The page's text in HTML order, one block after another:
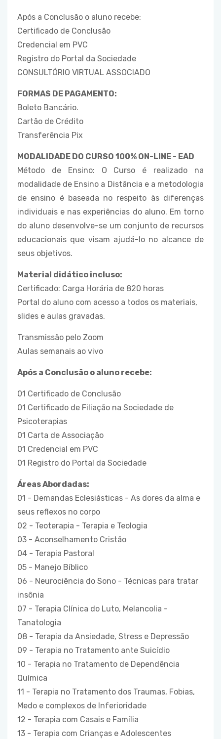
Após a Conclusão o aluno recebe:
Certificado de Conclusão
Credencial em PVC
Registro do Portal da Sociedade
CONSULTÓRIO VIRTUAL ASSOCIADO
FORMAS DE PAGAMENTO:
Boleto Bancário.
Cartão de Crédito
Transferência Pix
MODALIDADE DO CURSO 100% ON-LINE - EAD
Método de Ensino: O Curso é realizado na
modalidade de Ensino a Distância e a metodologia
de ensino é baseada no respeito às diferenças
individuais e nas experiências do aluno. Em torno
do aluno desenvolve-se um conjunto de recursos
educacionais que visam ajudá-lo no alcance de
seus objetivos.
Material didático incluso:
Certificado: Carga Horária de 820 horas
Portal do aluno com acesso a todos os materiais,
slides e aulas gravadas.
Transmissão pelo Zoom
Aulas semanais ao vivo
Após a Conclusão o aluno recebe:
01 Certificado de Conclusão
01 Certificado de Filiação na Sociedade de
Psicoterapias
01 Carta de Associação
01 Credencial em PVC
01 Registro do Portal da Sociedade
Áreas Abordadas:
01 - Demandas Eclesiásticas - As dores da alma e
seus reflexos no corpo
02 - Teoterapia - Terapia e Teologia
03 - Aconselhamento Cristão
04 - Terapia Pastoral
05 - Manejo Bíblico
06 - Neurociência do Sono - Técnicas para tratar
insônia
07 - Terapia Clínica do Luto, Melancolia -
Tanatologia
08 - Terapia da Ansiedade, Stress e Depressão
09 - Terapia no Tratamento ante Suicídio
10 - Terapia no Tratamento de Dependência
Química
11 - Terapia no Tratamento dos Traumas, Fobias,
Medo e complexos de Inferioridade
12 - Terapia com Casais e Família
13 - Terapia com Crianças e Adolescentes